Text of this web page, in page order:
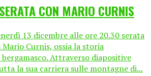
CON MARIO CURNIS
13 dicembre alle ore 20.30 serata
Curnis, ossia la storia
Attraverso diapositive
la sua carriera sulle montagne di...